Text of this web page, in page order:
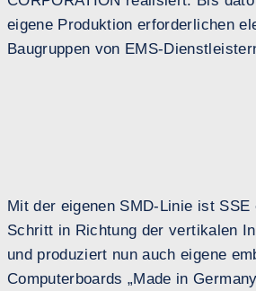
eigene Produktion erforderlichen
Baugruppen von EMS-
Mit der eigenen SMD-Linie ist SSE
Schritt in Richtung der vertikalen
und produziert nun auch eigene
Computerboards „Made in